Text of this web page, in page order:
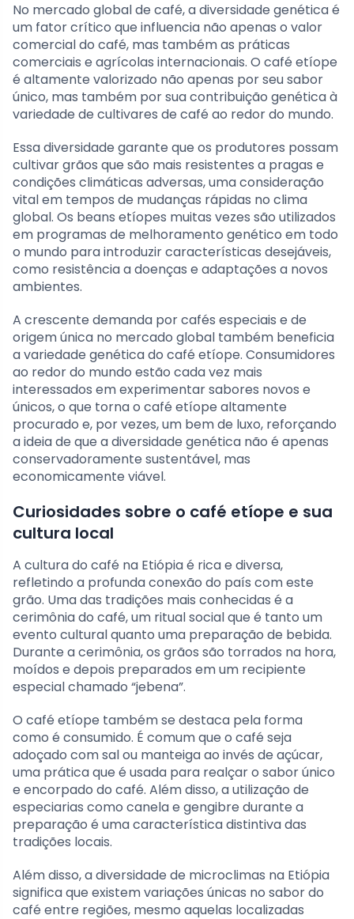
No mercado global de café, a diversidade genética é
um fator crítico que influencia não apenas o valor
comercial do café, mas também as práticas
comerciais e agrícolas internacionais. O café etíope
é altamente valorizado não apenas por seu sabor
único, mas também por sua contribuição genética à
variedade de cultivares de café ao redor do mundo.
Essa diversidade garante que os produtores possam
cultivar grãos que são mais resistentes a pragas e
condições climáticas adversas, uma consideração
vital em tempos de mudanças rápidas no clima
global. Os beans etíopes muitas vezes são utilizados
em programas de melhoramento genético em todo
o mundo para introduzir características desejáveis,
como resistência a doenças e adaptações a novos
ambientes.
A crescente demanda por cafés especiais e de
origem única no mercado global também beneficia
a variedade genética do café etíope. Consumidores
ao redor do mundo estão cada vez mais
interessados em experimentar sabores novos e
únicos, o que torna o café etíope altamente
procurado e, por vezes, um bem de luxo, reforçando
a ideia de que a diversidade genética não é apenas
conservadoramente sustentável, mas
economicamente viável.
Curiosidades sobre o café etíope e sua
cultura local
A cultura do café na Etiópia é rica e diversa,
refletindo a profunda conexão do país com este
grão. Uma das tradições mais conhecidas é a
cerimônia do café, um ritual social que é tanto um
evento cultural quanto uma preparação de bebida.
Durante a cerimônia, os grãos são torrados na hora,
moídos e depois preparados em um recipiente
especial chamado “jebena”.
O café etíope também se destaca pela forma
como é consumido. É comum que o café seja
adoçado com sal ou manteiga ao invés de açúcar,
uma prática que é usada para realçar o sabor único
e encorpado do café. Além disso, a utilização de
especiarias como canela e gengibre durante a
preparação é uma característica distintiva das
tradições locais.
Além disso, a diversidade de microclimas na Etiópia
significa que existem variações únicas no sabor do
café entre regiões, mesmo aquelas localizadas